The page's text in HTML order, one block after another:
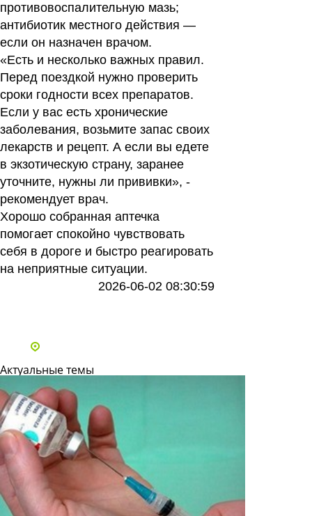
противовоспалительную мазь;
антибиотик местного действия —
если он назначен врачом.
«Есть и несколько важных правил.
Перед поездкой нужно проверить
сроки годности всех препаратов.
Если у вас есть хронические
заболевания, возьмите запас своих
лекарств и рецепт. А если вы едете
в экзотическую страну, заранее
уточните, нужны ли прививки», -
рекомендует врач.
Хорошо собранная аптечка
помогает спокойно чувствовать
себя в дороге и быстро реагировать
на неприятные ситуации.
2026-06-02 08:30:59
Актуальные темы